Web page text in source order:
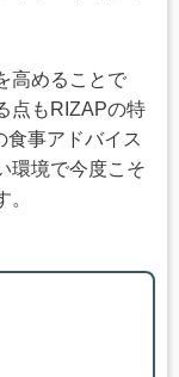
高めることで
点もRIZAPの特
食事アドバイス
環境で今度こそ